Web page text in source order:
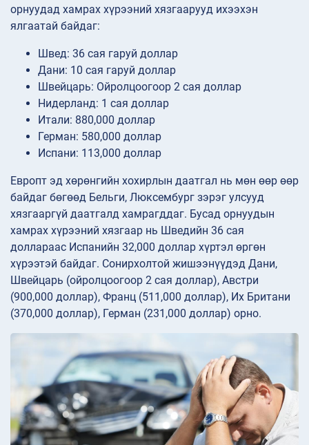
орнуудад хамрах хүрээний хязгаарууд ихээхэн
ялгаатай байдаг:
Швед: 36 сая гаруй доллар
Дани: 10 сая гаруй доллар
Швейцарь: Ойролцоогоор 2 сая доллар
Нидерланд: 1 сая доллар
Итали: 880,000 доллар
Герман: 580,000 доллар
Испани: 113,000 доллар
Европт эд хөрөнгийн хохирлын даатгал нь мөн өөр өөр
байдаг бөгөөд Бельги, Люксембург зэрэг улсууд
хязгааргүй даатгалд хамрагддаг. Бусад орнуудын
хамрах хүрээний хязгаар нь Шведийн 36 сая
доллараас Испанийн 32,000 доллар хүртэл өргөн
хүрээтэй байдаг. Сонирхолтой жишээнүүдэд Дани,
Швейцарь (ойролцоогоор 2 сая доллар), Австри
(900,000 доллар), Франц (511,000 доллар), Их Британи
(370,000 доллар), Герман (231,000 доллар) орно.